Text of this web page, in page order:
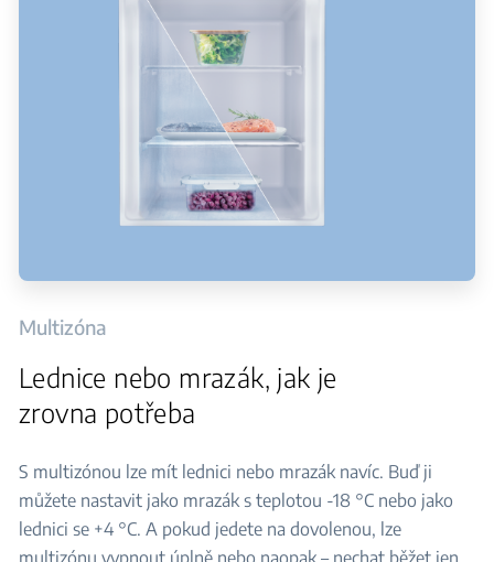
Multizóna
Lednice nebo mrazák, jak je
zrovna potřeba
S multizónou lze mít lednici nebo mrazák navíc. Buď ji
můžete nastavit jako mrazák s teplotou -18 °C nebo jako
lednici se +4 °C. A pokud jedete na dovolenou, lze
multizónu vypnout úplně nebo naopak – nechat běžet jen